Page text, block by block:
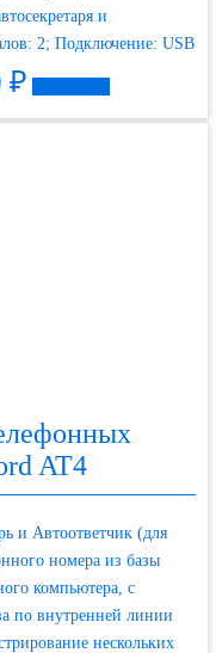
и
2; Подключение: USB
₽
AT4
и Автоответчик (для
номера из базы
компьютера, с
по внутренней линии
нескольких